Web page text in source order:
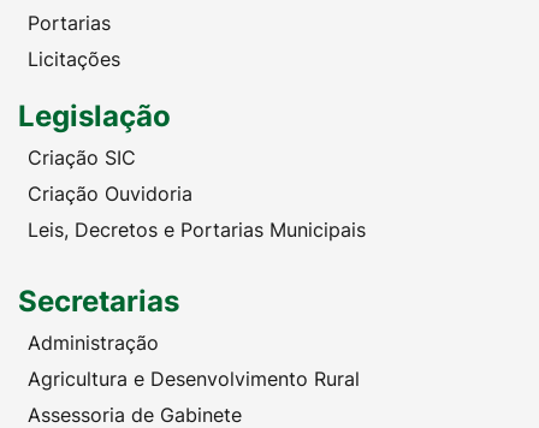
Portarias
Licitações
Legislação
Criação SIC
Criação Ouvidoria
Leis, Decretos e Portarias Municipais
Secretarias
Administração
Agricultura e Desenvolvimento Rural
Assessoria de Gabinete